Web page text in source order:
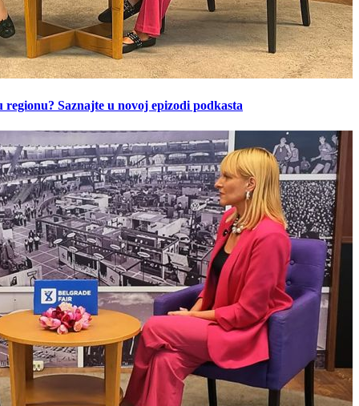
Saznajte u novoj epizodi podkasta